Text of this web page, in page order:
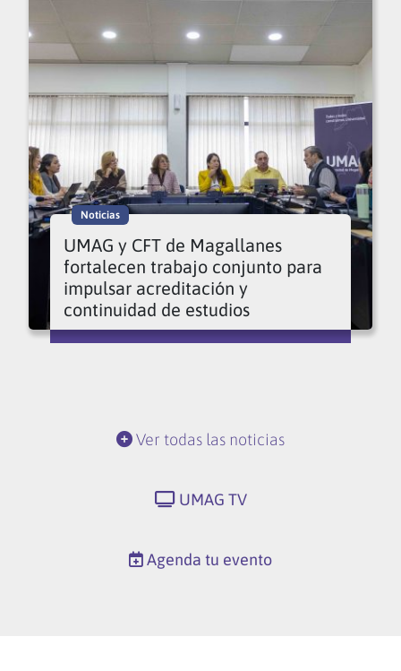
Noticias
UMAG y CFT de Magallanes
fortalecen trabajo conjunto para
impulsar acreditación y
continuidad de estudios
Ver todas las noticias
UMAG TV
Agenda tu evento